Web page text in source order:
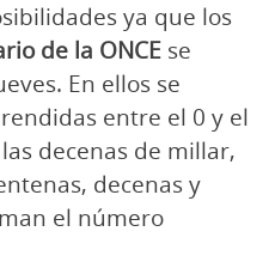
ya que los
de la ONCE se
En ellos se
entre el 0 y el
decenas de millar,
decenas y
el número